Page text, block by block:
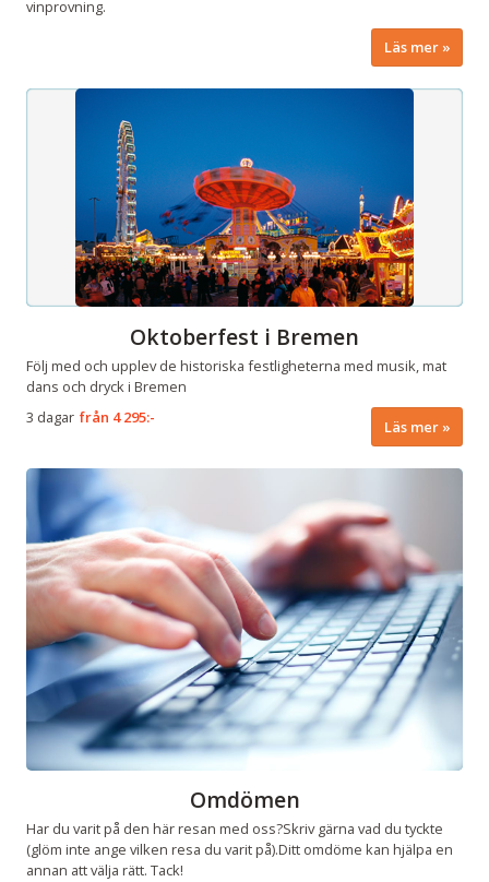
vinprovning.
Läs mer
Oktoberfest i Bremen
Följ med och upplev de historiska festligheterna med musik, mat
dans och dryck i Bremen
3 dagar från 4 295:- Läs mer
Omdömen
Har du varit på den här resan med oss?Skriv gärna vad du tyckte
(glöm inte ange vilken resa du varit på).Ditt omdöme kan hjälpa en
annan att välja rätt. Tack!